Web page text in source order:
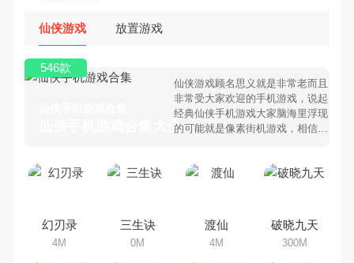
仙侠游戏 放置游戏
仙侠手机游戏合集大全 >
仙侠游戏顾名思义就是非常老而且
非常受大家欢迎的手机游戏，说起
经典仙侠手机游戏大家脑海里浮现
的可能就是像素街机游戏，相信很
侠手机游戏有哪些呢？游戏今天，
集，欢迎大家前来选择下载体验
546款
幻刃录
4M
三生诀
0M
渡仙
4M
破晓九天
300M